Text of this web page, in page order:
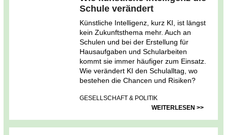
Schule verändert
Künstliche Intelligenz, kurz KI, ist längst
kein Zukunftsthema mehr. Auch an
Schulen und bei der Erstellung für
Hausaufgaben und Schularbeiten
kommt sie immer häufiger zum Einsatz.
Wie verändert KI den Schulalltag, wo
bestehen die Chancen und Risiken?
GESELLSCHAFT & POLITIK
WEITERLESEN >>